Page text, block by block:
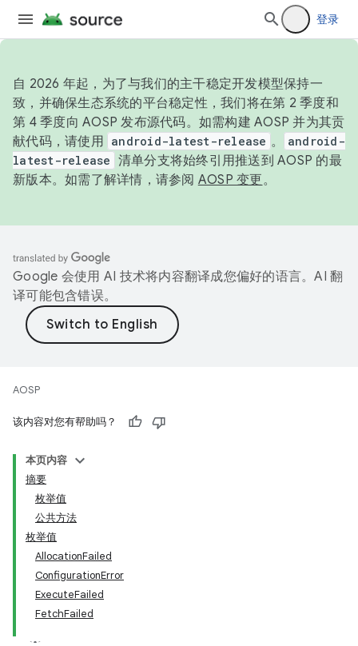
登录
自 2026 年起，为了与我们的主干稳定开发模型保持一
致，并确保生态系统的平台稳定性，我们将在第 2 季度和
第 4 季度向 AOSP 发布源代码。如需构建 AOSP 并为其贡
献代码，请使用 android-latest-release 。
android-
latest-release 清单分支将始终引用推送到 AOSP 的最
新版本。如需了解详情，请参阅 AOSP 变更。
Google 会使用 AI 技术将内容翻译成您偏好的语言。AI 翻
译可能包含错误。
AOSP
该内容对您有帮助吗？
本页内容
摘要
枚举值
公共方法
枚举值
AllocationFailed
ConfigurationError
ExecuteFailed
FetchFailed